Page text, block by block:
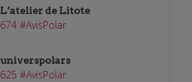
L’atelier de Litote
674 #AvisPolar
universpolars
625 #AvisPolar